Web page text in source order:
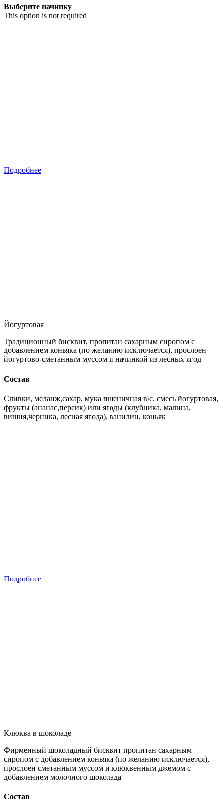
Выберите начинку
This option is not required
Подробнее
Йогуртовая
Традиционный бисквит, пропитан сахарным сиропом с
добавлением коньяка (по желанию исключается), прослоен
йогуртово-сметанным муссом и начинкой из лесных ягод
Состав
Сливки, меланж,сахар, мука пшеничная в\с, смесь йогуртовая,
фрукты (ананас,персик) или ягоды (клубника, малина,
вишня,черника, лесная ягода), ванилин, коньяк
Подробнее
Клюква в шоколаде
Фирменный шоколадный бисквит пропитан сахарным
сиропом с добавлением коньяка (по желанию исключается),
прослоен сметанным муссом и клюквенным джемом с
добавлением молочного шоколада
Состав